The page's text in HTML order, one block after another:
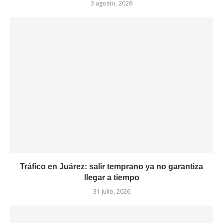
3 agosto, 2026
Tráfico en Juárez: salir temprano ya no garantiza
llegar a tiempo
31 julio, 2026